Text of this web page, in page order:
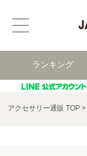
ランキング
アクセサリー通販 TOP